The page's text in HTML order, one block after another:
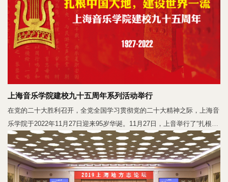
上海音乐学院建校九十五周年系列活动举行
在党的二十大胜利召开，全党全国学习贯彻党的二十大精神之际，上海音
乐学院于2022年11月27日迎来95岁华诞。11月27日，上音举行了“扎根中
国大地，建设世界一流”纪念建校九十五周年大会、《领航》《中国艺术
歌曲百年曲集·第二辑》《中国艺术歌曲百年·第二卷》《百年巨匠》上音
系列丛书发布会，以及建校九十五周年音乐会。学校深入学习宣传贯彻党
的二十大精神，守望办学初心，谋划事业发展，致力于实现上音百年的奋